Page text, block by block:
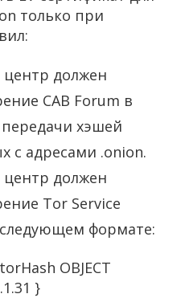
только при
должен
CAB Forum в
хэшей
с адресами .onion.
должен
Tor Service
формате:
OBJECT
}